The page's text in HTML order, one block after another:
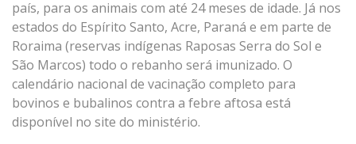
país, para os animais com até 24 meses de idade. Já nos
estados do Espírito Santo, Acre, Paraná e em parte de
Roraima (reservas indígenas Raposas Serra do Sol e
São Marcos) todo o rebanho será imunizado. O
calendário nacional de vacinação completo para
bovinos e bubalinos contra a febre aftosa está
disponível no site do ministério.